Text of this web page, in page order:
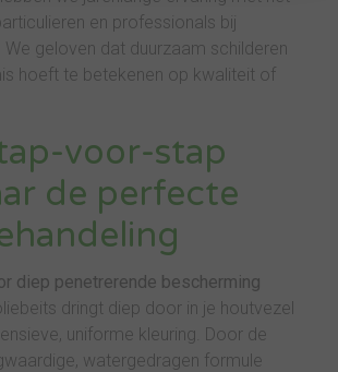
en professionals bij
geloven dat duurzaam schilderen
hoeft te betekenen op kwaliteit of
voor-stap
de perfecte
diep penetrerende bescherming
dringt diep door in je houtvezel
uniforme kleuring. Door de
watergedragen formule